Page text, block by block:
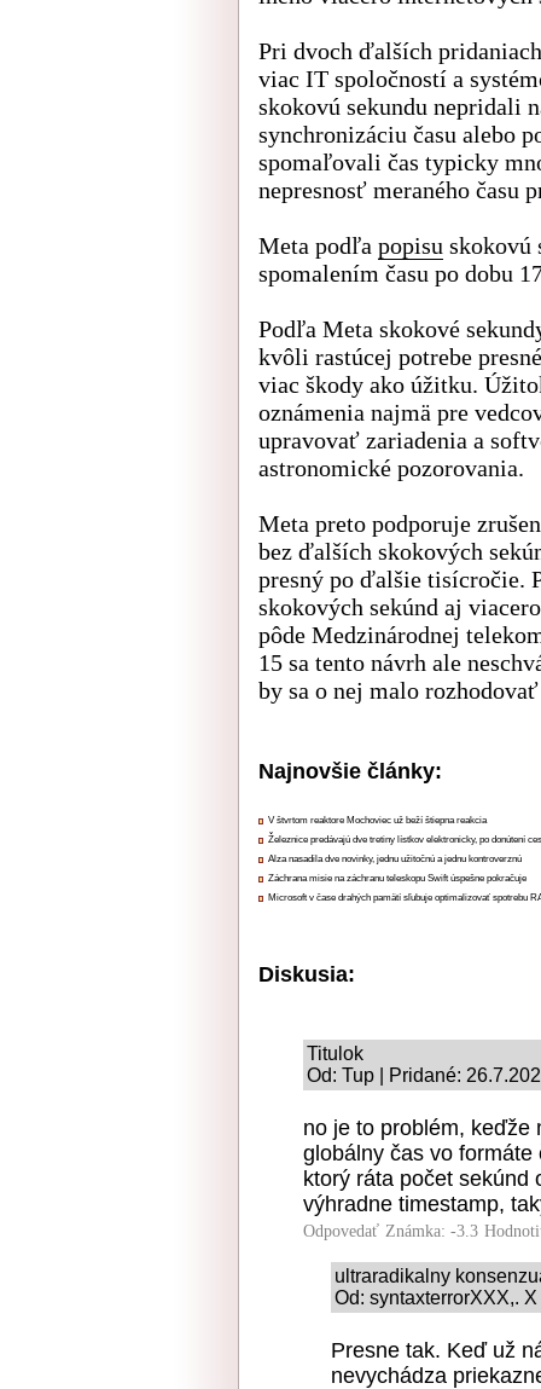
Pri dvoch ďalších
viac IT spoločností a
skokovú sekundu nepridali
synchronizáciu času alebo
spomaľovali čas typicky
nepresnosť meraného času
Meta podľa popisu skokovú
spomalením času po dobu
Podľa Meta skokové
kvôli rastúcej potrebe
viac škody ako úžitku.
oznámenia najmä pre
upravovať zariadenia a
astronomické pozorovania.
Meta preto podporuje
bez ďalších skokových
presný po ďalšie tisícročie.
skokových sekúnd aj
pôde Medzinárodnej
15 sa tento návrh ale
by sa o nej malo
Najnovšie články:
V štvrtom reaktore Mochoviec už beží štiepna reakcia
Železnice predávajú dve tretiny lístkov elektronicky, po donútení
Alza nasadila dve novinky, jednu užitočnú a jednu kontroverznú
Záchrana misie na záchranu teleskopu Swift úspešne pokračuje
Microsoft v čase drahých pamätí sľubuje optimalizovať spotrebu
Diskusia:
Titulok
Od: Tup | Pridané:
no je to problém, keďže
globálny čas vo
ktorý ráta počet sekúnd
výhradne timestamp,
Odpovedať Známka: -3.3
ultraradikalny
Od: syntaxterrorXXX,.
Presne tak. Keď už
nevychádza